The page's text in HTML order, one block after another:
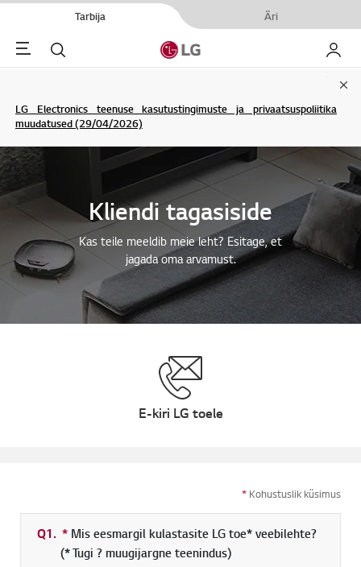
Tarbija Äri
Menu Otsi Minu
LG Electronics teenuse kasutustingimuste ja privaatsuspoliitika
muudatused (29/04/2026)
Kliendi tagasiside
Kas teile meeldib meie leht? Esitage, et
jagada oma arvamust.
E-kiri LG toele
* Kohustuslik küsimus
Q1. * Kohustuslik väli
Mis eesmargil kulastasite LG toe* veebilehte?
(* Tugi ? muugijargne teenindus)